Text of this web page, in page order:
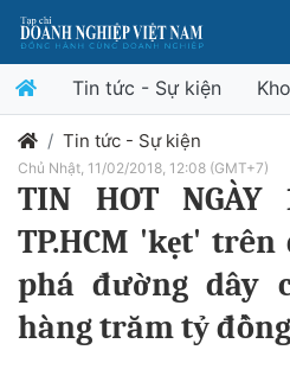
Tin tức - Sự kiện
Tin tức - Sự kiện
Chủ Nhật, 11/02/2018, 12:08 (GMT+7)
TIN HOT
TP.HCM 'kẹt'
phá đường dây
hàng trăm tỷ đồng